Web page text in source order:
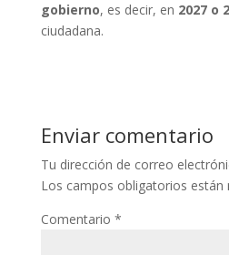
gobierno, es decir, en 2027 o
ciudadana.
Enviar comentario
Tu dirección de correo
Los campos obligatorios están
Comentario *